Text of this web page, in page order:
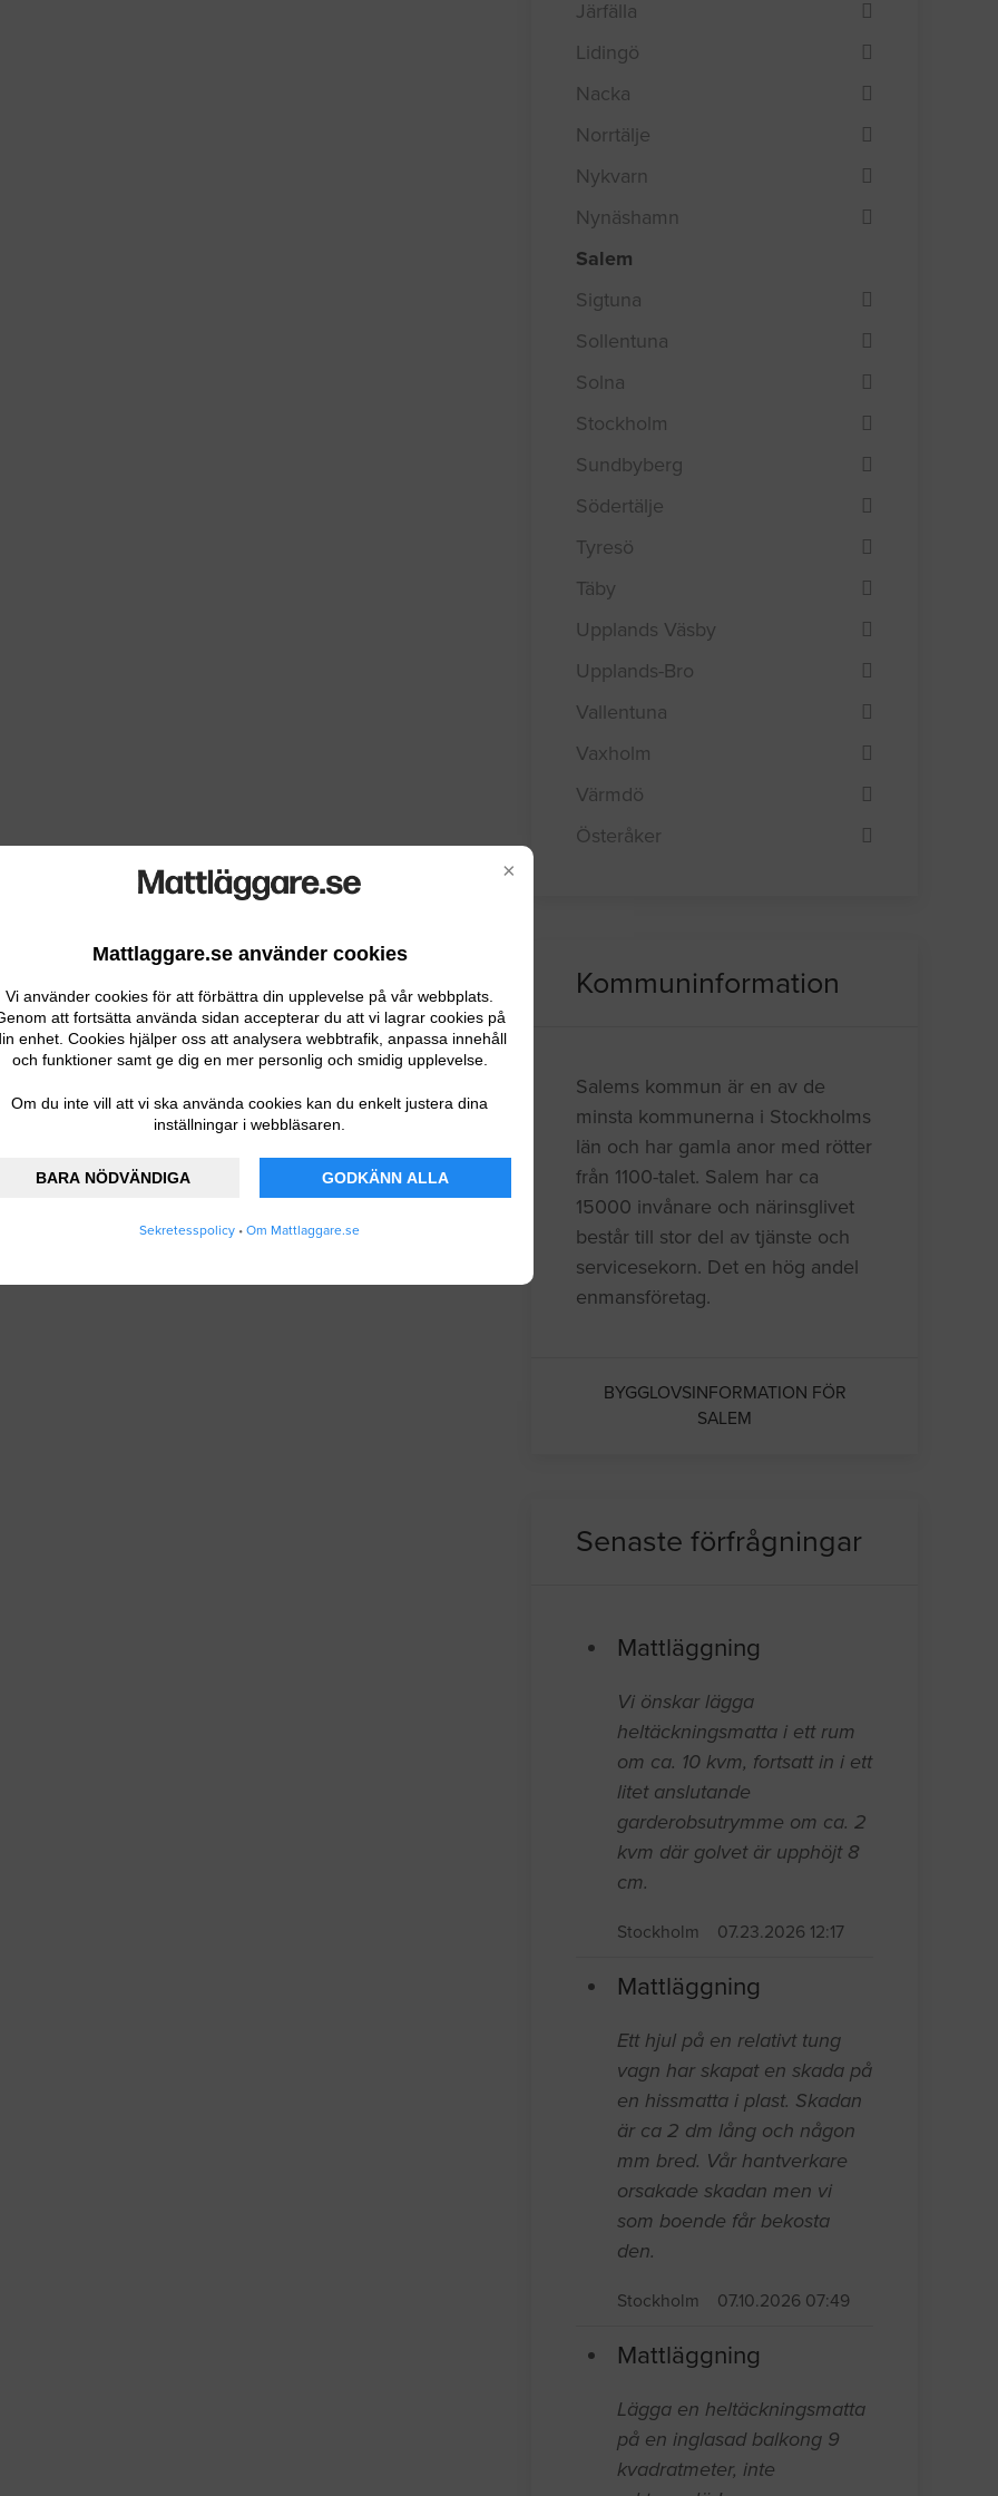
×
Mattlaggare.se använder cookies
Vi använder cookies för att förbättra din upplevelse på vår webbplats.
att fortsätta använda sidan accepterar du att vi lagrar cookies på
enhet. Cookies hjälper oss att analysera webbtrafik, anpassa innehåll
och funktioner samt ge dig en mer personlig och smidig upplevelse.
Om du inte vill att vi ska använda cookies kan du enkelt justera dina
inställningar i webbläsaren.
BARA NÖDVÄNDIGA GODKÄNN ALLA
Sekretesspolicy • Om Mattlaggare.se
Järfälla
Lidingö
Nacka
Norrtälje
Nykvarn
Nynäshamn
Salem
Sigtuna
Sollentuna
Solna
Stockholm
Sundbyberg
Södertälje
Tyresö
Täby
Upplands Väsby
Upplands-Bro
Vallentuna
Vaxholm
Värmdö
Österåker
Kommuninformation
Salems kommun är en av de
minsta kommunerna i Stockholms
län och har gamla anor med rötter
från 1100-talet. Salem har ca
15000 invånare och närinsglivet
består till stor del av tjänste och
servicesekorn. Det en hög andel
enmansföretag.
BYGGLOVSINFORMATION FÖR
SALEM
Senaste förfrågningar
Mattläggning
Vi önskar lägga
heltäckningsmatta i ett rum
om ca. 10 kvm, fortsatt in i ett
litet anslutande
garderobsutrymme om ca. 2
kvm där golvet är upphöjt 8
cm.
Stockholm 07.23.2026 12:17
Mattläggning
Ett hjul på en relativt tung
vagn har skapat en skada på
en hissmatta i plast. Skadan
är ca 2 dm lång och någon
mm bred. Vår hantverkare
orsakade skadan men vi
som boende får bekosta
den.
Stockholm 07.10.2026 07:49
Mattläggning
Lägga en heltäckningsmatta
på en inglasad balkong 9
kvadratmeter, inte